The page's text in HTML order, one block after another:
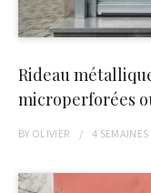
Rideau
microperforées
BY OLIVIER 4 SEMAINES